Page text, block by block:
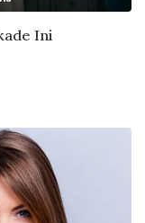
Ini